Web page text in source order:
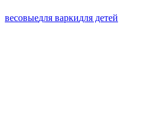
весовыедля варкидля детей